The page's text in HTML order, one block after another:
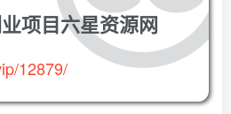
项目六星资源网
12879/